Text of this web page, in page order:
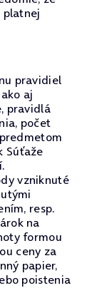
platnej
pravidiel
aj
pravidlá
počet
Súťaže
vzniknuté
resp.
na
formou
ceny za
papier,
poistenia